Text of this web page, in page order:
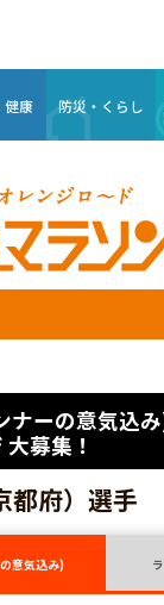
健康 防災・くらし
ナーの意気込
募集！
府）選手
意気込み)